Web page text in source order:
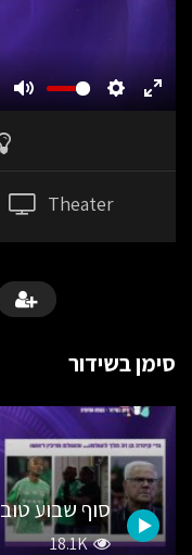
Theater
סימן בשידור
18.1K